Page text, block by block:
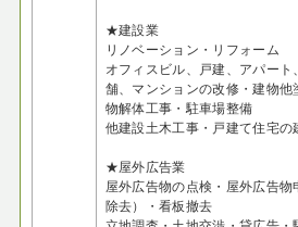
★建設業
リノベーション・リフォーム
オフィスビル、戸建、アパー
舗、マンションの改修・建物
物解体工事・駐車場整備
他建設土木工事・戸建て住宅の
★屋外広告業
屋外広告物の点検・屋外広告物
除去）・看板撤去